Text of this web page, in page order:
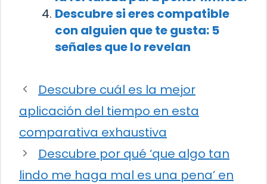
Descubre si eres compatible
con alguien que te gusta: 5
señales que lo revelan
Descubre cuál es la mejor
aplicación del tiempo en esta
comparativa exhaustiva
Descubre por qué ‘que algo tan
lindo me haga mal es una pena’ en